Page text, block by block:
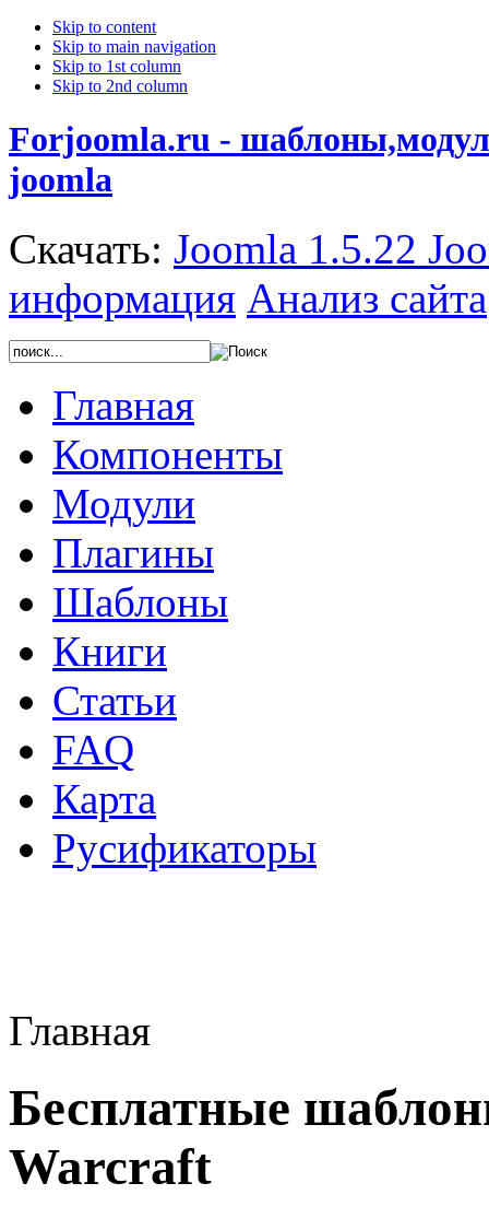
Skip to content
Skip to main navigation
Skip to 1st column
Skip to 2nd column
Forjoomla.ru -
joomla
Скачать: Joomla 1.5.22
информация Анализ сайта
Главная
Компоненты
Модули
Плагины
Шаблоны
Книги
Статьи
FAQ
Карта
Русификаторы
Главная
Бесплатные
Warcraft